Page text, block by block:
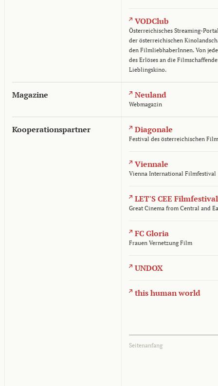
VODClub
Österreichisches Streaming-
der österreichischen
den FilmliebhaberInnen. Von
des Erlöses an die
Lieblingskino.
Magazine Neuland
Webmagazin
Kooperationspartner Diagonale
Festival des österreichischen
Viennale
Vienna International Filmfestival
LET'S CEE Filmfestival
Great Cinema from Central and
FC Gloria
Frauen Vernetzung Film
UNDOX
this human world
Seitenanfang